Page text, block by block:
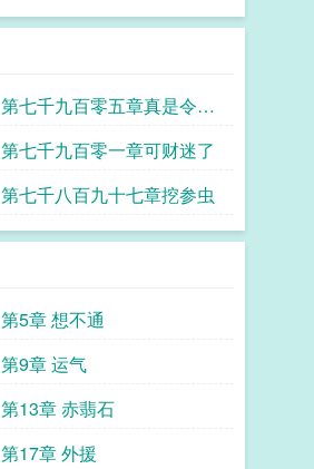
第七千九百零五章真是令人
失望呀
第七千九百零一章可财迷了
第七千八百九十七章挖参虫
第5章 想不通
第9章 运气
第13章 赤翡石
第17章 外援